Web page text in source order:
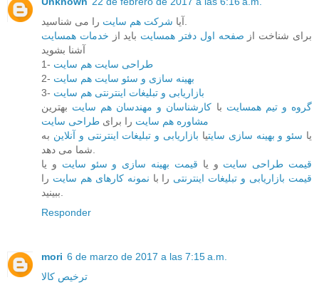
آیا شرکت هم سایت
برای شناخت از صفحه اول دفتر همسایت باید از خدمات همسایت
آشنا بشوید
1- طراحی سایت هم سایت
2- بهینه سازی و سئو سایت هم سایت
3- بازاریابی و تبلیغات اینترنتی هم سایت
گروه و تیم همسایت با کارشناسان و مهندسان هم سایت بهترین
مشاوره هم سایت را برای طراحی سایت
یا سئو و بهینه سازی سایتیا بازاریابی و تبلیغات اینترنتی و آنلاین به
قیمت طراحی سایت و یا قیمت بهینه سازی و سئو سایت و یا
قیمت بازاریابی و تبلیغات اینترنتی را با نمونه کارهای هم سایت را
Responder
mori 6 de marzo de 2017 a las 7:15 a.m.
ترخیص کالا